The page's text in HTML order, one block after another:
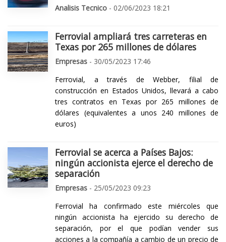
Analisis Tecnico - 02/06/2023 18:21
Ferrovial ampliará tres carreteras en
Texas por 265 millones de dólares
Empresas - 30/05/2023 17:46
Ferrovial, a través de Webber, filial de
construcción en Estados Unidos, llevará a cabo
tres contratos en Texas por 265 millones de
dólares (equivalentes a unos 240 millones de
euros)
Ferrovial se acerca a Países Bajos:
ningún accionista ejerce el derecho de
separación
Empresas - 25/05/2023 09:23
Ferrovial ha confirmado este miércoles que
ningún accionista ha ejercido su derecho de
separación, por el que podían vender sus
acciones a la compañía a cambio de un precio de